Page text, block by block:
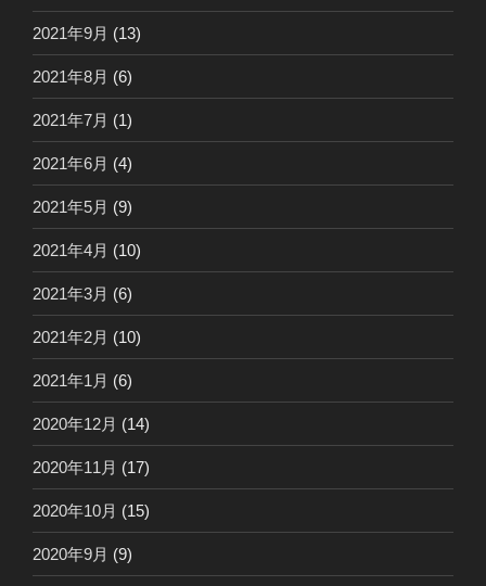
2021年9月 (13)
2021年8月 (6)
2021年7月 (1)
2021年6月 (4)
2021年5月 (9)
2021年4月 (10)
2021年3月 (6)
2021年2月 (10)
2021年1月 (6)
2020年12月 (14)
2020年11月 (17)
2020年10月 (15)
2020年9月 (9)